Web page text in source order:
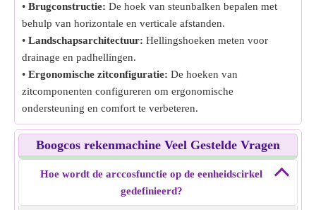
• Brugconstructie: De hoek van steunbalken bepalen met
behulp van horizontale en verticale afstanden.
• Landschapsarchitectuur: Hellingshoeken meten voor
drainage en padhellingen.
• Ergonomische zitconfiguratie: De hoeken van
zitcomponenten configureren om ergonomische
ondersteuning en comfort te verbeteren.
Boogcos rekenmachine Veel Gestelde Vragen
Hoe wordt de arccosfunctie op de eenheidscirkel
gedefinieerd?